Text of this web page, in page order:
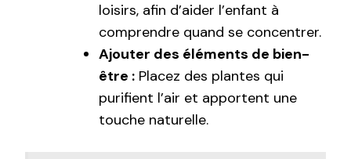
loisirs, afin d’aider l’enfant à
comprendre quand se concentrer.
Ajouter des éléments de bien-
être : Placez des plantes qui
purifient l’air et apportent une
touche naturelle.